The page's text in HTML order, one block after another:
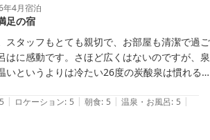
きな励みとなります。
しており、ゆったりとお過ごしいただけなか
び申し上げます。当ホテル自慢の「高濃度
」を存分にお楽しみいただきたかったのです
し訳ございません。頂戴いたしました朝風
は真摯に受け止め、社内にて共有のうえ、
けた検討課題とさせていただきます。
年4月宿泊
足の宿
スタッフもとても親切で、お部屋も清潔で過ご
はに感動です。さほど広くはないのですが、泉
いというよりは冷たい26度の炭酸泉は慣れる
。大浴場は本館と新館にそれぞれあって、夜
を楽しみました。新館のお風呂は海か綺麗に
良かった。朝食バイキングもほどよく、島原
しいです。
5 | ロケーション: 5 | 朝食: 5 | 温泉・お風呂: 5 |